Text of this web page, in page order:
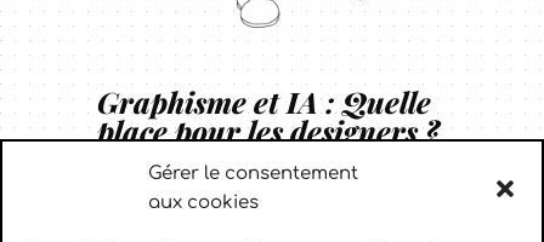
Gérer le consentement
aux cookies
Graphisme et IA : Quelle
place pour les designers ?